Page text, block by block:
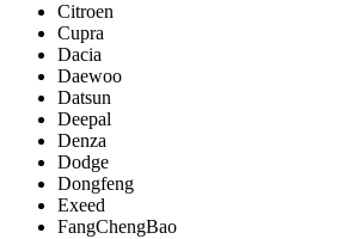
Citroen
Cupra
Dacia
Daewoo
Datsun
Deepal
Denza
Dodge
Dongfeng
Exeed
FangChengBao